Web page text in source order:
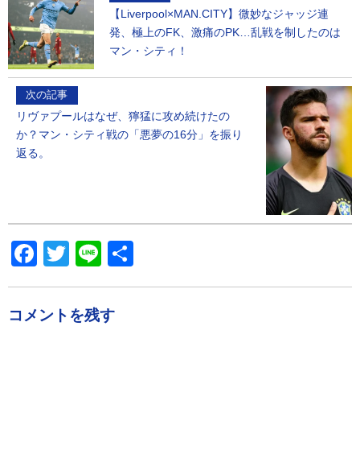
【Liverpool×MAN.CITY】微妙なジャッジ連
発、極上のFK、激痛のPK…乱戦を制したのは
マン・シティ！
次の記事
リヴァプールはなぜ、獰猛に攻め続けたの
か？マン・シティ戦の「悪夢の16分」を振り
返る。
Facebook
Twitter
Line
有
コメントを残す